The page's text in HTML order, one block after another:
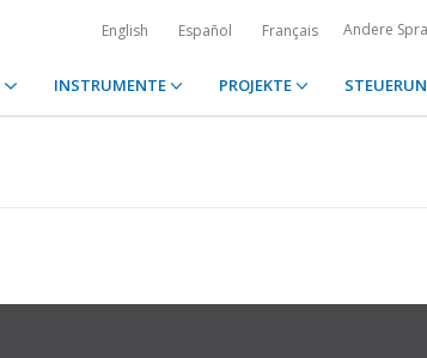
English Español Français Andere
INSTRUMENTE PROJEKTE